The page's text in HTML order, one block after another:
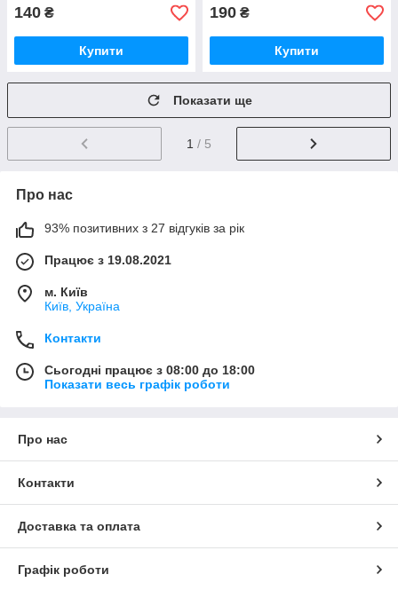
140 ₴
Купити
190 ₴
Купити
Показати ще
1 / 5
Про нас
93% позитивних з 27 відгуків за рік
Працює з 19.08.2021
м. Київ
Київ, Україна
Контакти
Сьогодні працює з 08:00 до 18:00
Показати весь графік роботи
Про нас
Контакти
Доставка та оплата
Графік роботи